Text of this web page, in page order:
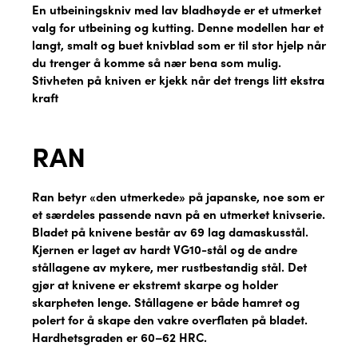
En utbeiningskniv med lav bladhøyde er et utmerket
valg for utbeining og kutting. Denne modellen har et
langt, smalt og buet knivblad som er til stor hjelp når
du trenger å komme så nær bena som mulig.
Stivheten på kniven er kjekk når det trengs litt ekstra
kraft
RAN
Ran betyr «den utmerkede» på japanske, noe som er
et særdeles passende navn på en utmerket knivserie.
Bladet på knivene består av 69 lag damaskusstål.
Kjernen er laget av hardt VG10-stål og de andre
stållagene av mykere, mer rustbestandig stål. Det
gjør at knivene er ekstremt skarpe og holder
skarpheten lenge. Stållagene er både hamret og
polert for å skape den vakre overflaten på bladet.
Hardhetsgraden er 60–62 HRC.